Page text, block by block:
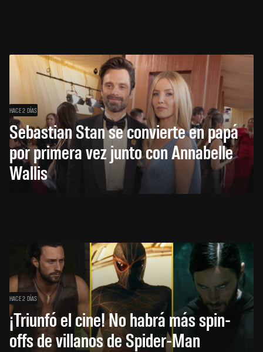
HACE 2 DÍAS
Sebastian Stan se convierte en papá
por primera vez junto con Annabelle
Wallis
HACE 2 DÍAS
¡Triunfó el cine! No habrá más spin-
offs de villanos de Spider-Man